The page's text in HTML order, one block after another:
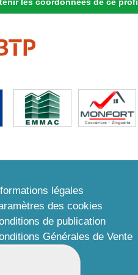
légales
des cookies
de publication
Générales de Vente